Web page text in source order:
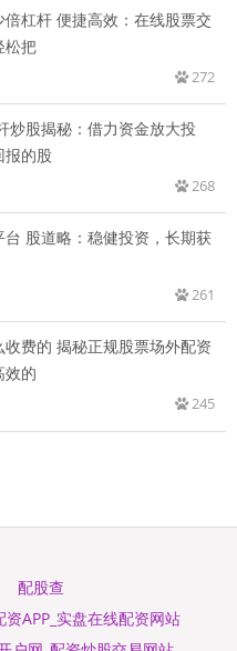
杠杆 便捷高效：在线股票交
松把
272
炒股揭秘：借力资金放大投
报的股
268
台 股道略：稳健投资，长期获
261
收费的 揭秘正规股票场外配资
效的
245
配股查
APP_实盘在线配资网站